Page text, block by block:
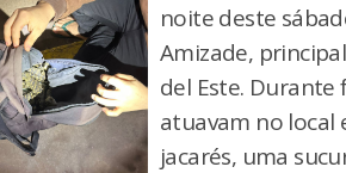
noite deste
Amizade,
del Este. Durante
atuavam no local
jacarés, uma